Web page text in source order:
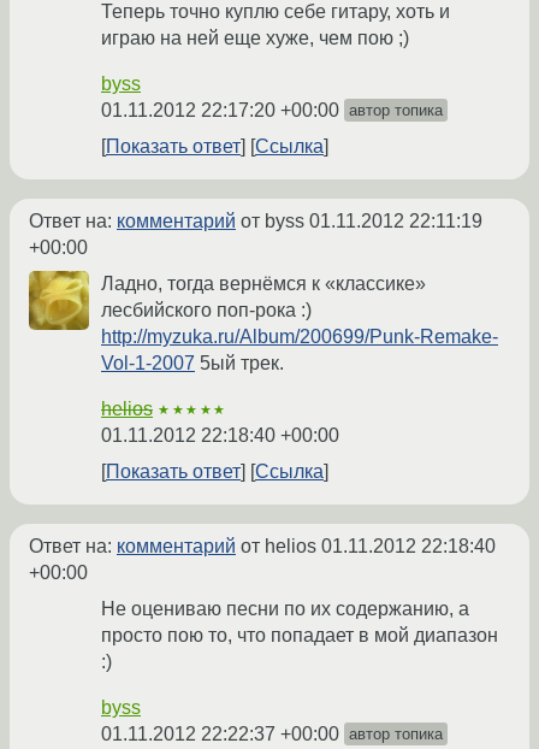
Теперь точно куплю себе гитару, хоть и
играю на ней еще хуже, чем пою ;)
byss
01.11.2012 22:17:20 +00:00 автор топика
Показать ответ Ссылка
Ответ на: комментарий от byss 01.11.2012 22:11:19
+00:00
Ладно, тогда вернёмся к «классике»
лесбийского поп-рока :)
http://myzuka.ru/Album/200699/Punk-Remake-
Vol-1-2007 5ый трек.
helios ★★★★★
01.11.2012 22:18:40 +00:00
Показать ответ
Ссылка
Ответ на: комментарий от helios 01.11.2012 22:18:40
+00:00
Не оцениваю песни по их содержанию, а
просто пою то, что попадает в мой диапазон
:)
byss
01.11.2012 22:22:37 +00:00 автор топика